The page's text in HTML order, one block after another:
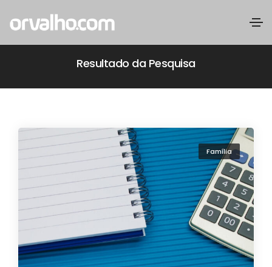
Resultado da Pesquisa
Família